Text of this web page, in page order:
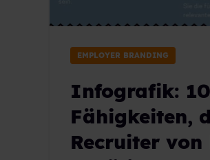
EMPLOYER BRANDING
Infografik: 10
Fähigkeiten,
Recruiter von